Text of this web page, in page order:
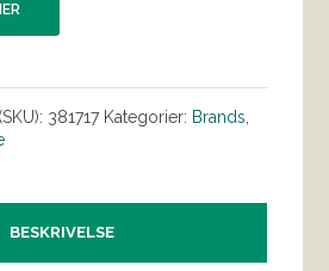
381717 Kategorier: Brands,
BESKRIVELSE